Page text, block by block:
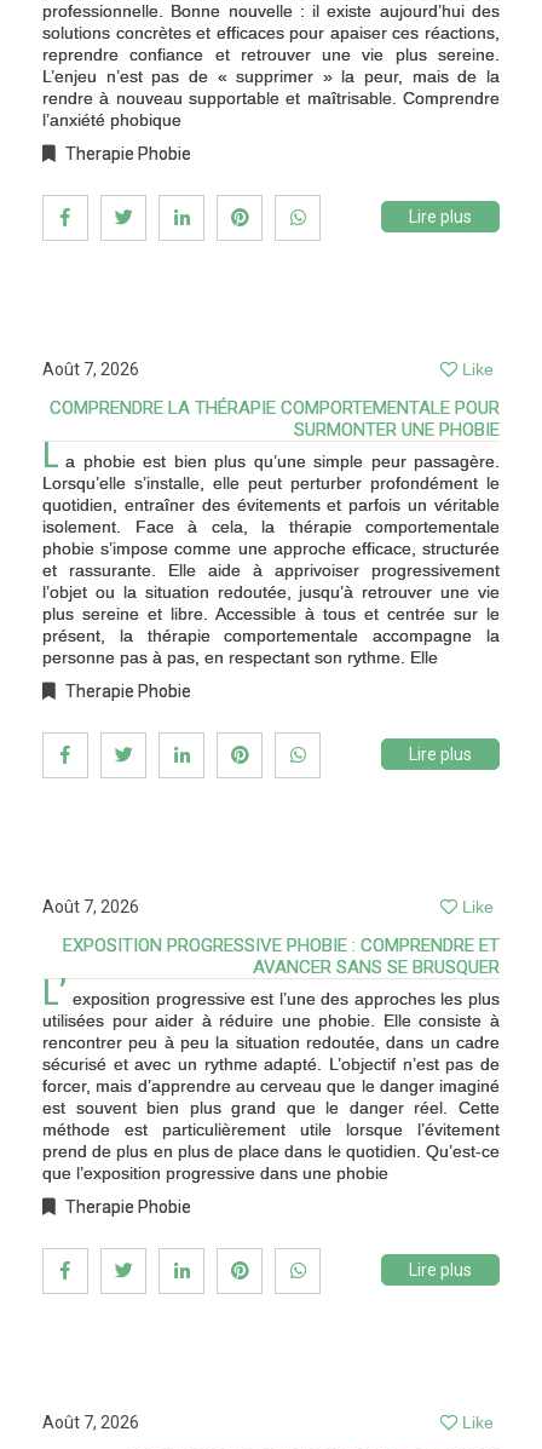
professionnelle. Bonne nouvelle : il existe aujourd’hui des
solutions concrètes et efficaces pour apaiser ces réactions,
reprendre confiance et retrouver une vie plus sereine.
L’enjeu n’est pas de « supprimer » la peur, mais de la
rendre à nouveau supportable et maîtrisable. Comprendre
l’anxiété phobique
Therapie Phobie
Lire plus
Août 7, 2026 Like
COMPRENDRE LA THÉRAPIE COMPORTEMENTALE POUR
SURMONTER UNE PHOBIE
L a phobie est bien plus qu’une simple peur passagère.
Lorsqu’elle s’installe, elle peut perturber profondément le
quotidien, entraîner des évitements et parfois un véritable
isolement. Face à cela, la thérapie comportementale
phobie s’impose comme une approche efficace, structurée
et rassurante. Elle aide à apprivoiser progressivement
l’objet ou la situation redoutée, jusqu’à retrouver une vie
plus sereine et libre. Accessible à tous et centrée sur le
présent, la thérapie comportementale accompagne la
personne pas à pas, en respectant son rythme. Elle
Therapie Phobie
Lire plus
Août 7, 2026 Like
EXPOSITION PROGRESSIVE PHOBIE : COMPRENDRE ET
AVANCER SANS SE BRUSQUER
L’ exposition progressive est l’une des approches les plus
utilisées pour aider à réduire une phobie. Elle consiste à
rencontrer peu à peu la situation redoutée, dans un cadre
sécurisé et avec un rythme adapté. L’objectif n’est pas de
forcer, mais d’apprendre au cerveau que le danger imaginé
est souvent bien plus grand que le danger réel. Cette
méthode est particulièrement utile lorsque l’évitement
prend de plus en plus de place dans le quotidien. Qu’est-ce
que l’exposition progressive dans une phobie
Therapie Phobie
Lire plus
Août 7, 2026 Like